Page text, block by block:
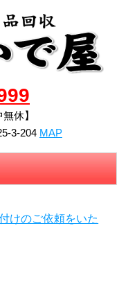
休】
3-204 MAP
けのご依頼をいた